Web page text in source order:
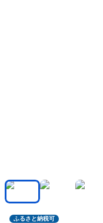
ふるさと納税可